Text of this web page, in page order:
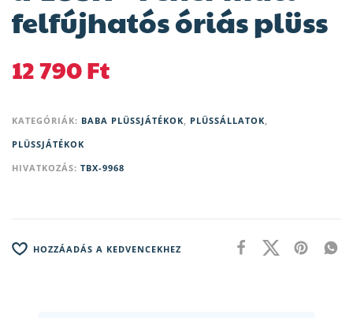
felfújhatós óriás plüss
12 790Ft
KATEGÓRIÁK: BABA PLÜSSJÁTÉKOK, PLÜSSÁLLATOK,
PLÜSSJÁTÉKOK
HIVATKOZÁS: TBX-9968
HOZZÁADÁS A KEDVENCEKHEZ